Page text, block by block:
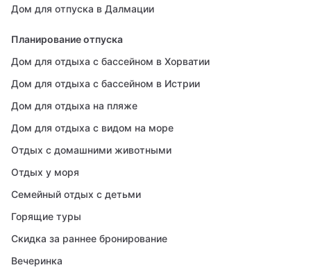
Дом для отпуска в Далмации
Планирование отпуска
Дом для отдыха с бассейном в Хорватии
Дом для отдыха с бассейном в Истрии
Дом для отдыха на пляже
Дом для отдыха с видом на море
Отдых с домашними животными
Отдых у моря
Семейный отдых с детьми
Горящие туры
Скидка за раннее бронирование
Вечеринка